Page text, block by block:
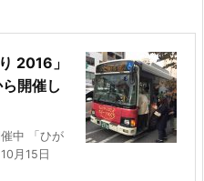
2016」
開催し
中 「ひが
月15日